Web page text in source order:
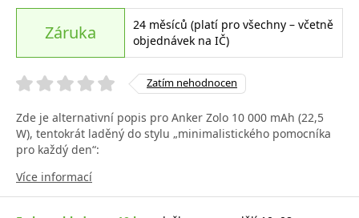
Záruka
24 měsíců (platí pro všechny – včetně
objednávek na IČ)
Zatím nehodnocen
Zde je alternativní popis pro Anker Zolo 10 000 mAh (22,5
W), tentokrát laděný do stylu „minimalistického pomocníka
pro každý den“:
Více informací